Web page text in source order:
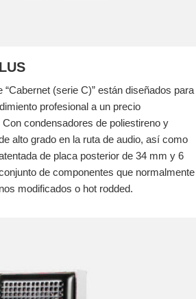
(serie C)” están diseñados para
profesional a un precio
condensadores de poliestireno y
alto grado en la ruta de audio, así como
de placa posterior de 34 mm y 6
de componentes que normalmente
modificados o hot rodded.